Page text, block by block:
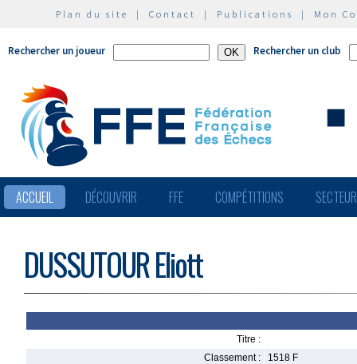
Plan du site | Contact | Publications | Mon
Rechercher un joueur Rechercher un club
ACCUEIL DÉCOUVRIR FFE COMPÉTITIONS
DUSSUTOUR Eliott
Titre :
Classement :
1518 F